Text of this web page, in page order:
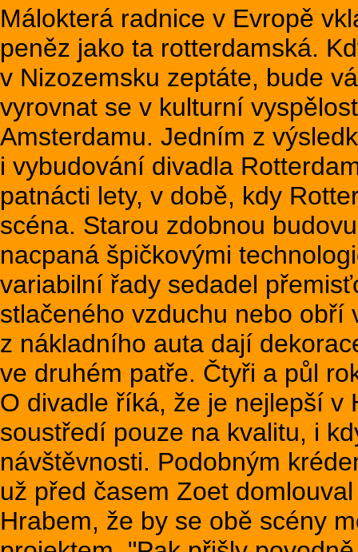
Málokterá radnice v Evropě
peněz jako ta rotterdamská.
v Nizozemsku zeptáte, bude
vyrovnat se v kulturní
Amsterdamu. Jedním z
i vybudování divadla
patnácti lety, v době, kdy
scéna. Starou zdobnou
nacpaná špičkovými
variabilní řady sedadel
stlačeného vzduchu nebo obří
z nákladního auta dají
ve druhém patře. Čtyři a půl
O divadle říká, že je nejlepší v
soustředí pouze na kvalitu, i
návštěvnosti. Podobným
už před časem Zoet
Hrabem, že by se obě scény